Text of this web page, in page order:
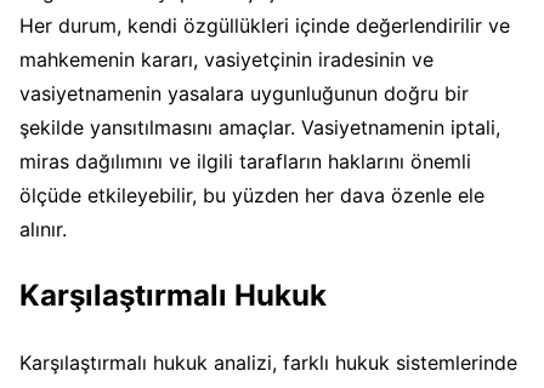
Her durum, kendi özgüllükleri içinde değerlendirilir ve
mahkemenin kararı, vasiyetçinin iradesinin ve
vasiyetnamenin yasalara uygunluğunun doğru bir
şekilde yansıtılmasını amaçlar. Vasiyetnamenin iptali,
miras dağılımını ve ilgili tarafların haklarını önemli
ölçüde etkileyebilir, bu yüzden her dava özenle ele
alınır.
Karşılaştırmalı Hukuk
Karşılaştırmalı hukuk analizi, farklı hukuk sistemlerinde